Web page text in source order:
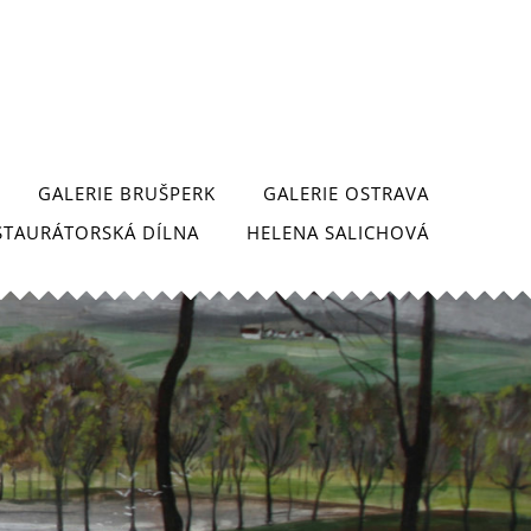
GALERIE BRUŠPERK
GALERIE OSTRAVA
DÍLNA
HELENA SALICHOVÁ